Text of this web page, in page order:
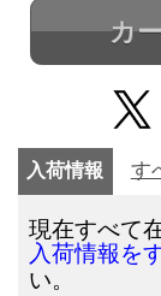
カ
入荷情報 す
現在すべて
入荷情報を
い。